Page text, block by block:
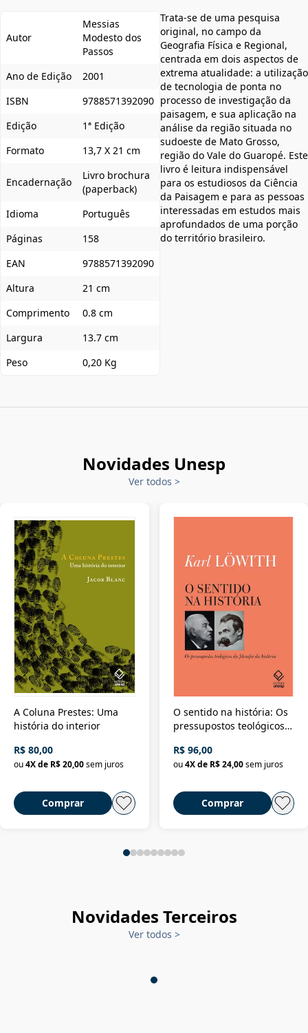
Autor
Messias
Modesto dos
Passos
Ano de Edição
2001
ISBN
9788571392090
Edição
1ª Edição
Formato
13,7 X 21 cm
Encadernação
Livro brochura
(paperback)
Idioma
Português
Páginas
158
EAN
9788571392090
Altura
21 cm
Comprimento
0.8 cm
Largura
13.7 cm
Peso
0,20 Kg
Trata-se de uma pesquisa
original, no campo da
Geografia Física e Regional,
centrada em dois aspectos de
extrema atualidade: a utilização
de tecnologia de ponta no
processo de investigação da
paisagem, e sua aplicação na
análise da região situada no
sudoeste de Mato Grosso,
região do Vale do Guaropé. Este
livro é leitura indispensável
para os estudiosos da Ciência
da Paisagem e para as pessoas
interessadas em estudos mais
aprofundados de uma porção
do território brasileiro.
Novidades Unesp
Ver todos >
A Coluna Prestes: Uma
história do interior
R$ 80,00
ou4X de R$ 20,00sem juros
Comprar
O sentido na história: Os
pressupostos teológicos
R$ 96,00
ou 4X de R$ 24,00 sem juros
Comprar
Novidades Terceiros
Ver todos >